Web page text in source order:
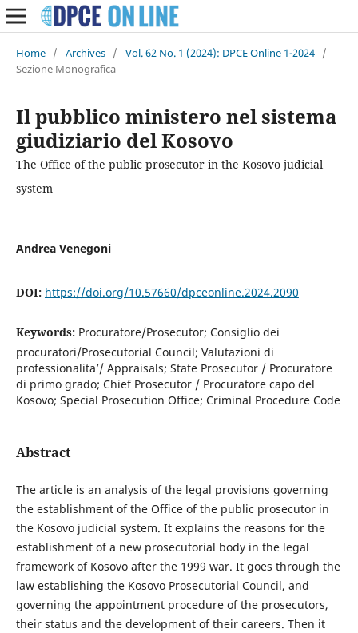
Home / Archives / Vol. 62 No. 1 (2024): DPCE Online 1-2024 /
Sezione Monografica
Il pubblico ministero nel sistema
giudiziario del Kosovo
The Office of the public prosecutor in the Kosovo judicial
system
Andrea Venegoni
DOI: https://doi.org/10.57660/dpceonline.2024.2090
Keywords: Procuratore/Prosecutor; Consiglio dei
procuratori/Prosecutorial Council; Valutazioni di
professionalita’/ Appraisals; State Prosecutor / Procuratore
di primo grado; Chief Prosecutor / Procuratore capo del
Kosovo; Special Prosecution Office; Criminal Procedure Code
Abstract
The article is an analysis of the legal provisions governing
the establishment of the Office of the public prosecutor in
the Kosovo judicial system. It explains the reasons for the
establishment of a new prosecutorial body in the legal
framework of Kosovo after the 1999 war. It goes through the
law establishing the Kosovo Prosecutorial Council, and
governing the appointment procedure of the prosecutors,
their status and the development of their careers. Then it